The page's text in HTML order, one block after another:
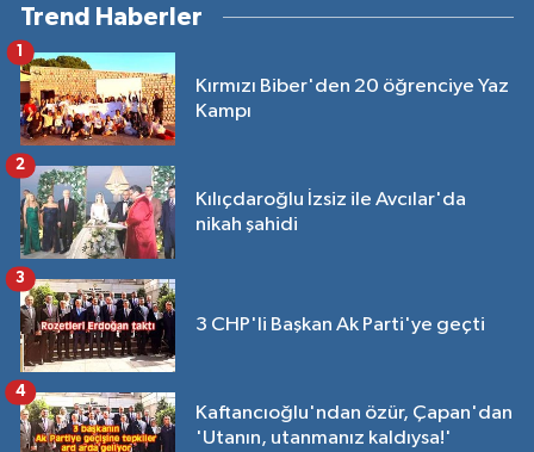
Trend Haberler
Kırmızı Biber'den 20 öğrenciye Yaz
Kampı
1
Kılıçdaroğlu İzsiz ile Avcılar'da
nikah şahidi
2
3 CHP'li Başkan Ak Parti'ye geçti
3
Kaftancıoğlu'ndan özür, Çapan'dan
'Utanın, utanmanız kaldıysa!'
4